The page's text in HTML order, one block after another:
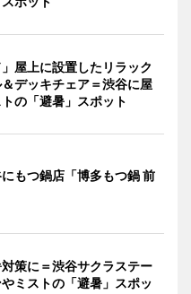
屋上に設置したリラック
デッキチェア＝渋谷に屋
の「避暑」スポット
もつ鍋店「博多もつ鍋 前
策に＝渋谷サクラステー
ミストの「避暑」スポッ